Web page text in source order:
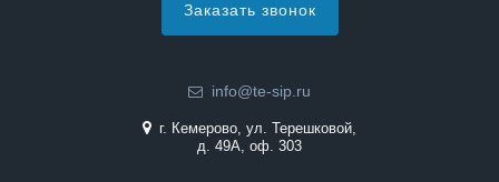
Заказать звонок
info@te-sip.ru
г. Кемерово, ул. Терешковой,
д. 49А, оф. 303